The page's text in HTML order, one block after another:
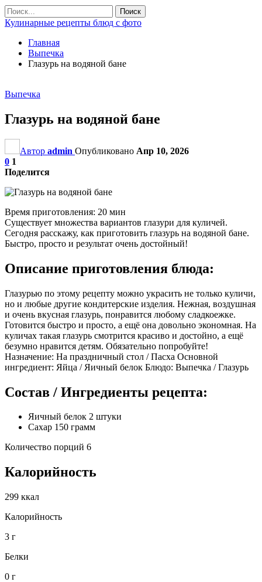
Кулинарные рецепты блюд с фото
Главная
Выпечка
Глазурь на водяной бане
Выпечка
Глазурь на водяной бане
Автор admin Опубликовано Апр 10, 2026
0 1
Поделится
Время приготовления: 20 мин
Существует множества вариантов глазури для куличей.
Сегодня расскажу, как приготовить глазурь на водяной бане.
Быстро, просто и результат очень достойный!
Описание приготовления блюда:
Глазурью по этому рецепту можно украсить не только куличи,
но и любые другие кондитерские изделия. Нежная, воздушная
и очень вкусная глазурь, понравится любому сладкоежке.
Готовится быстро и просто, а ещё она довольно экономная. На
куличах такая глазурь смотрится красиво и достойно, а ещё
безумно нравится детям. Обязательно попробуйте!
Назначение: На праздничный стол / Пасха Основной
ингредиент: Яйца / Яичный белок Блюдо: Выпечка / Глазурь
Состав / Ингредиенты рецепта:
Яичный белок 2 штуки
Сахар 150 грамм
Количество порций 6
Калорийность
299 ккал
Калорийность
3 г
Белки
0 г